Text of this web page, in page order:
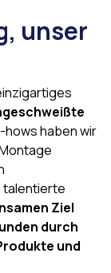
unser
hows haben wir
talentierte
Ziel
durch
und